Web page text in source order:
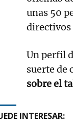
unas 50
directivos
Un perfil
suerte de
sobre el
INTERESAR: